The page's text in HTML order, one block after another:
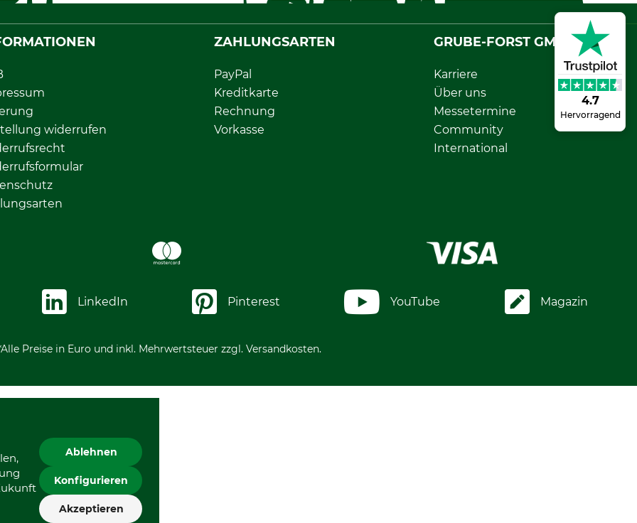
4.7
Hervorragend
widerrufen
ZAHLUNGSARTEN
PayPal
Kreditkarte
Rechnung
Vorkasse
GRUBE-FORST GMBH
Karriere
Über uns
Messetermine
Community
International
LinkedIn Pinterest YouTube Magazin
Preise in Euro und inkl. Mehrwertsteuer zzgl. Versandkosten.
Ablehnen
Konfigurieren
Akzeptieren